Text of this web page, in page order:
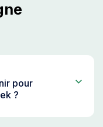
pour
?